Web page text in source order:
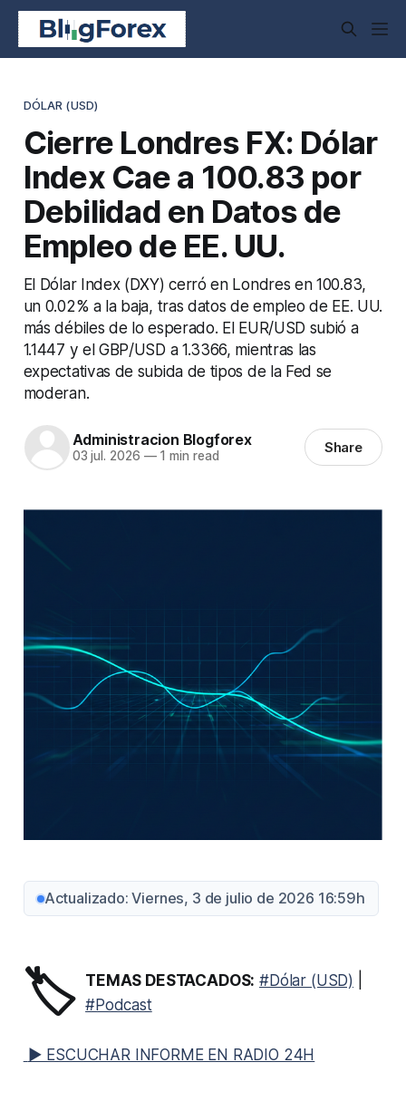
DÓLAR (USD)
Cierre Londres FX: Dólar
Index Cae a 100.83 por
Debilidad en Datos de
Empleo de EE. UU.
El Dólar Index (DXY) cerró en Londres en 100.83,
un 0.02% a la baja, tras datos de empleo de EE. UU.
más débiles de lo esperado. El EUR/USD subió a
1.1447 y el GBP/USD a 1.3366, mientras las
expectativas de subida de tipos de la Fed se
moderan.
Administracion Blogforex
03 jul. 2026 —1 min read Share
Actualizado: Viernes, 3 de julio de 2026 16:59h
🏷️ TEMAS DESTACADOS: #Dólar (USD)
#Podcast
▶ ESCUCHAR INFORME EN RADIO 24H